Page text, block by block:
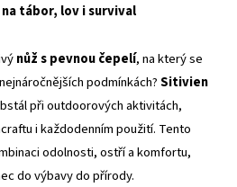
tábor, lov i survival
nůž s pevnou čepelí, na který se
podmínkách?Sitivien
při outdoorových aktivitách,
i každodenním použití. Tento
odolnosti, ostří a komfortu,
do výbavy do přírody.